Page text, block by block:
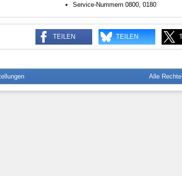
Service-Nummern 0800, 0180
TEILEN TEILEN
Alle